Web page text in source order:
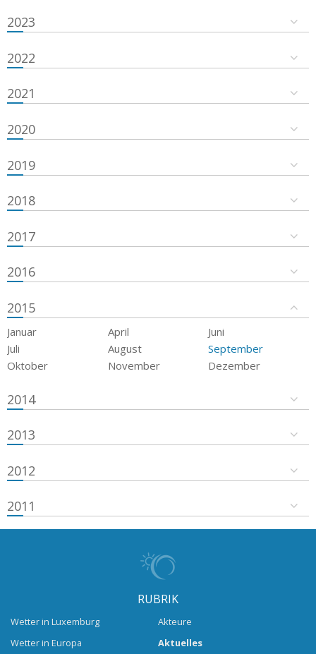
2023
2022
2021
2020
2019
2018
2017
2016
2015
Januar April
Juni
Juli
August
September
Oktober
November Dezember
2014
2013
2012
2011
RUBRIK
Wetter in Luxemburg
Wetter in Europa
Akteure
Aktuelles